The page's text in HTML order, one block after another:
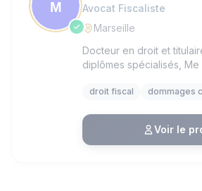
Avocat Fiscaliste
Marseille
Docteur en droit et
diplômes spécialisés,
2011. Il dirige un cabinet
chaque client en matière
de réparation de
couvre les litiges
droit fiscal dommages
Voir le